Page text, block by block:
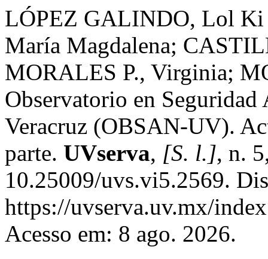
LÓPEZ GALINDO, Lol
María Magdalena;
MORALES P., Virginia;
Observatorio en
Veracruz (OBSAN-UV).
parte. UVserva, [S. l.], n.
10.25009/uvs.vi5.2569.
https://uvserva.uv.mx/
Acesso em: 8 ago. 2026.